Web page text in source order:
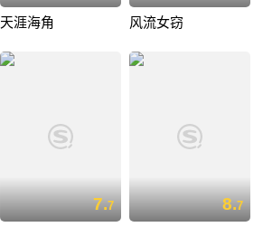
天涯海角 风流女窃
7.7 8.7